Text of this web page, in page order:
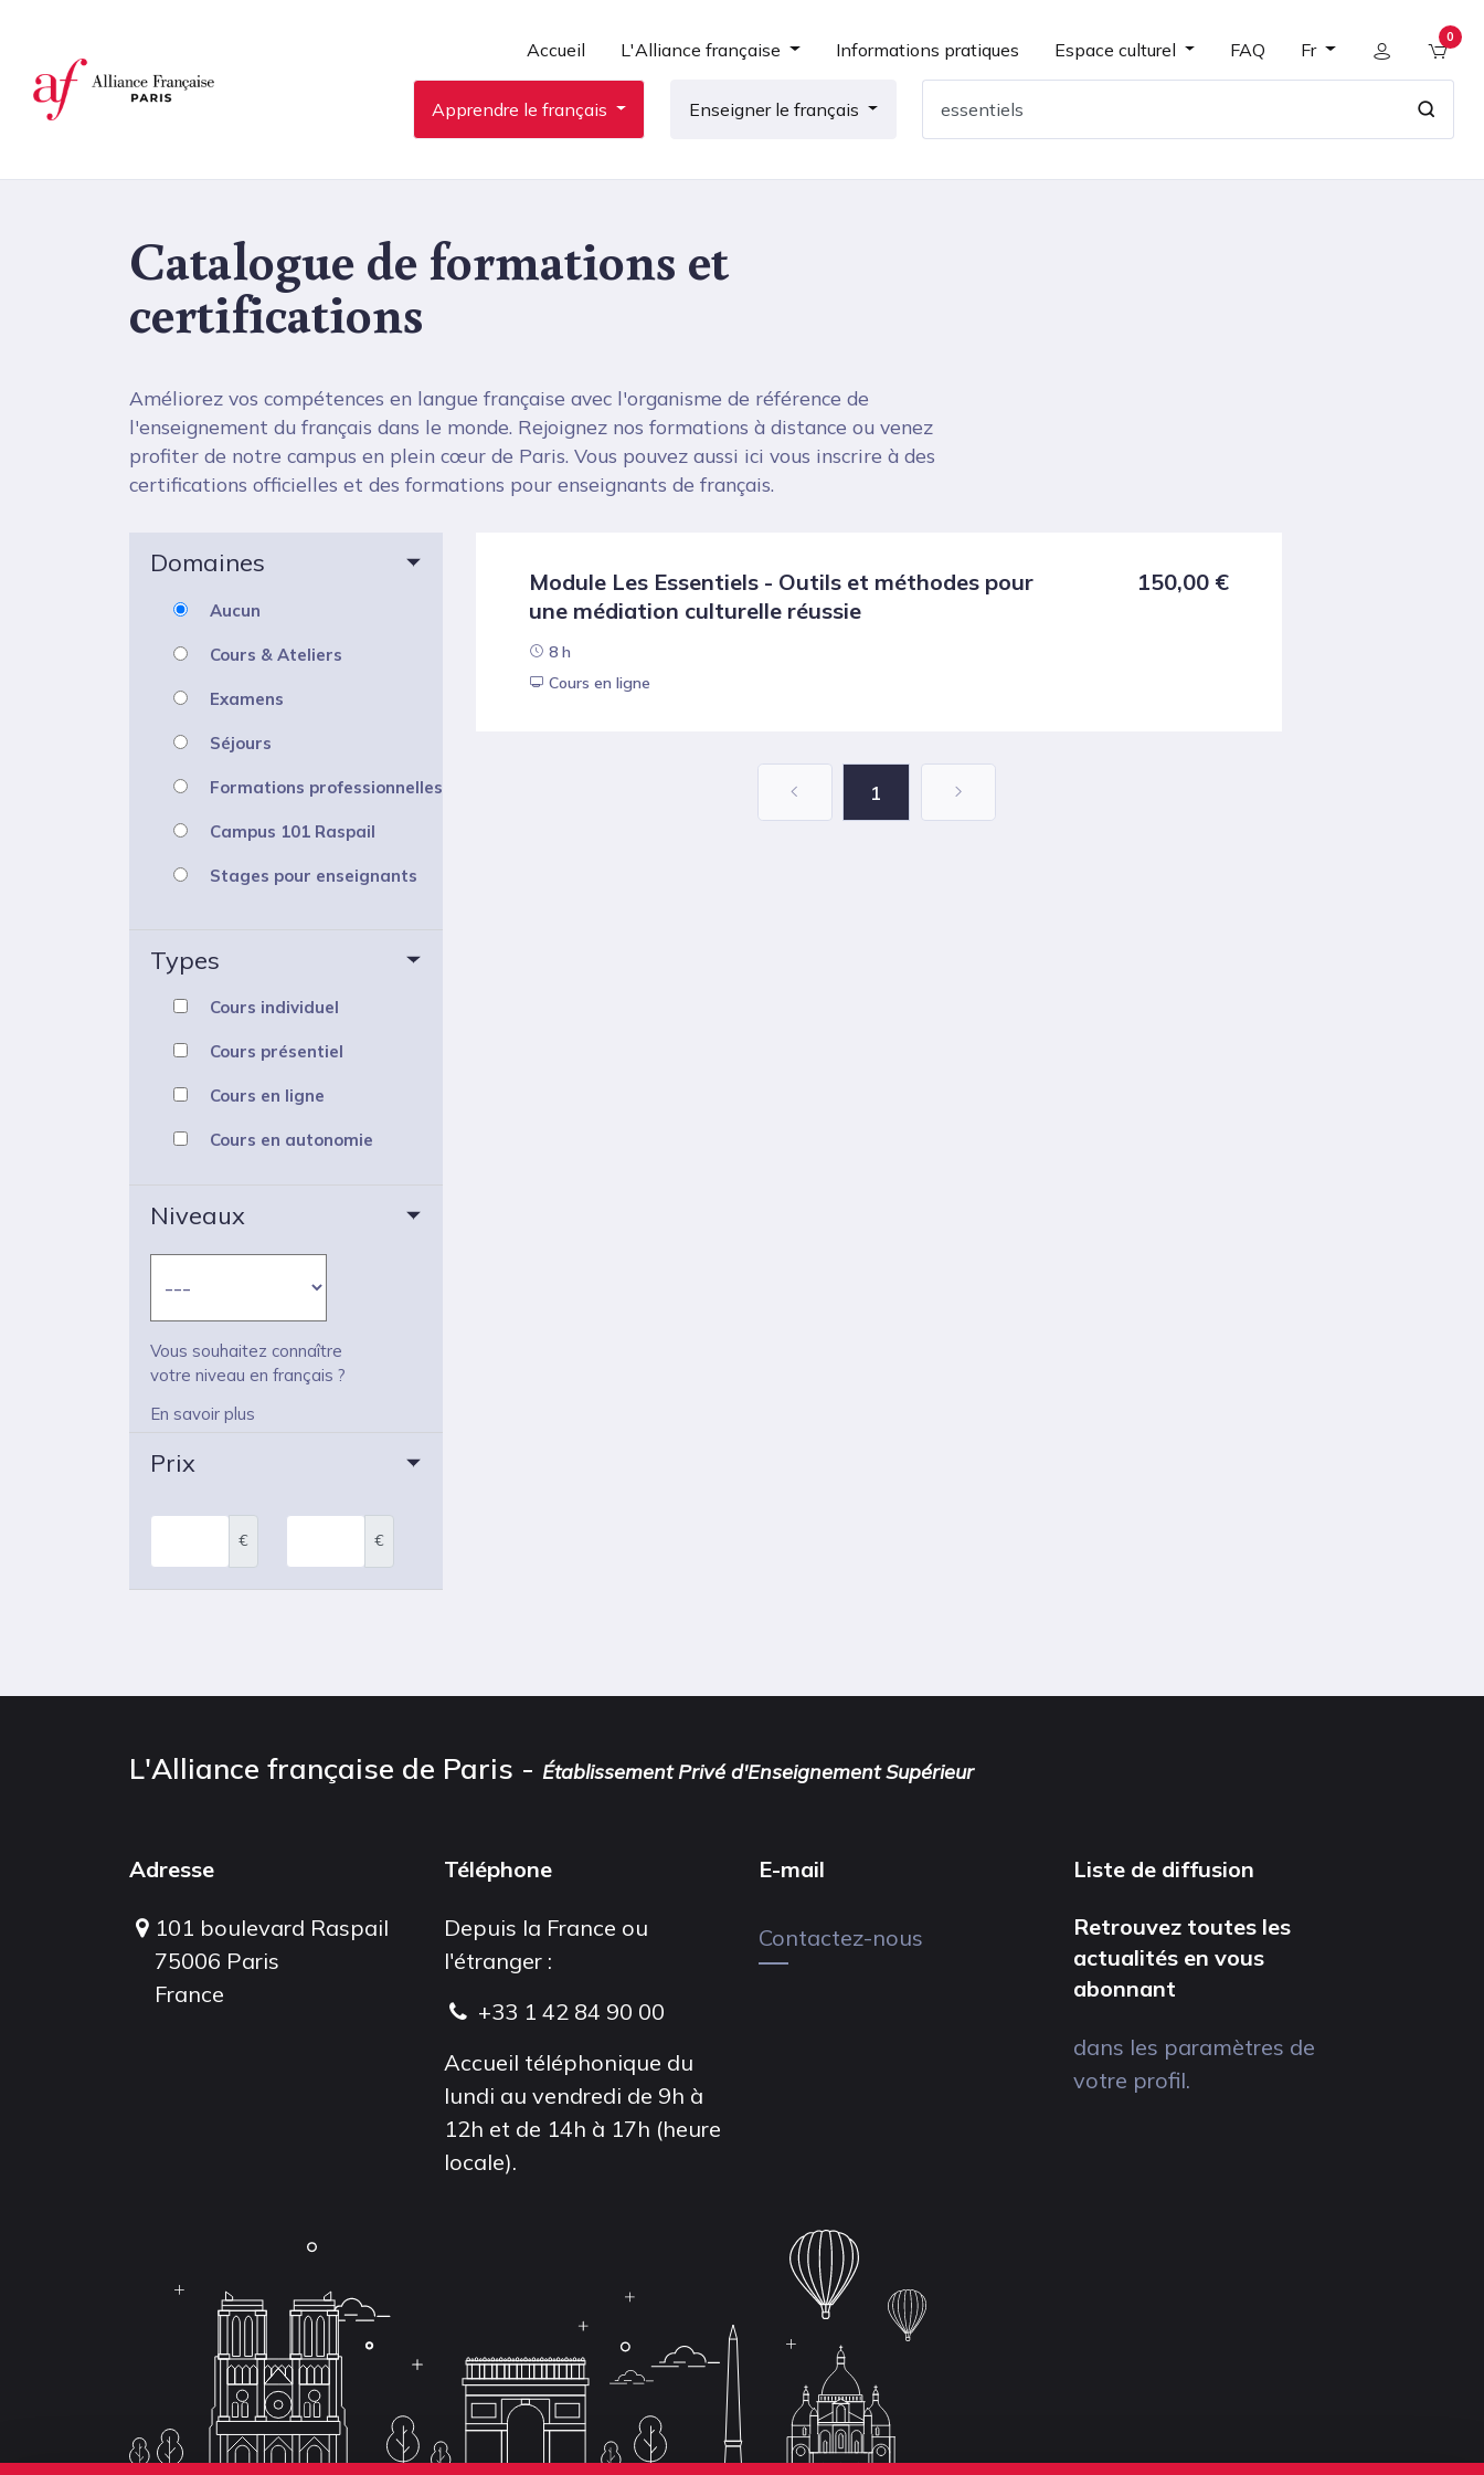
Accueil L'Alliance française Informations pratiques Espace culturel FAQ Fr
0
Apprendre le français Enseigner le français
Catalogue de formations et
certifications
Améliorez vos compétences en langue française avec l'organisme de référence de
l'enseignement du français dans le monde. Rejoignez nos formations à distance ou venez
profiter de notre campus en plein cœur de Paris. Vous pouvez aussi ici vous inscrire à des
certifications officielles et des formations pour enseignants de français.
Domaines
Aucun
Cours & Ateliers
Examens
Séjours
Formations professionnelles
Campus 101 Raspail
Stages pour enseignants
Types
Cours individuel
Cours présentiel
Cours en ligne
Cours en autonomie
Niveaux
Vous souhaitez connaître
votre niveau en français ?
En savoir plus
Prix
€ €
Module Les Essentiels - Outils et méthodes pour
une médiation culturelle réussie
150,00 €
8 h
Cours en ligne
1
L'Alliance française de Paris - Établissement Privé d'Enseignement Supérieur
Adresse
101 boulevard Raspail
75006 Paris
France
Téléphone
Depuis la France ou
l'étranger :
+33 1 42 84 90 00
Accueil téléphonique du
lundi au vendredi de 9h à
12h et de 14h à 17h (heure
locale).
E-mail
Contactez-nous
Liste de diffusion
Retrouvez toutes les
actualités en vous
abonnant
dans les paramètres de
votre profil.